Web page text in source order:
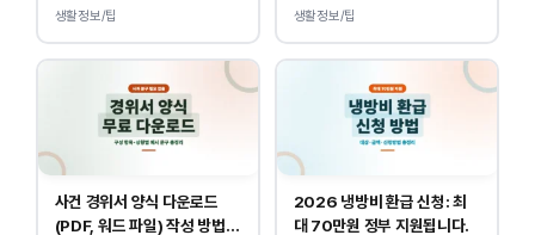
용 안내
생활정보/팁
이 소득, 재산만 봅니다.
생활정보/팁
사건 경위서 양식 다운로드
(PDF, 워드 파일) 작성 방법
2026 냉방비 환급 신청: 최
대 70만원 정부 지원됩니다.